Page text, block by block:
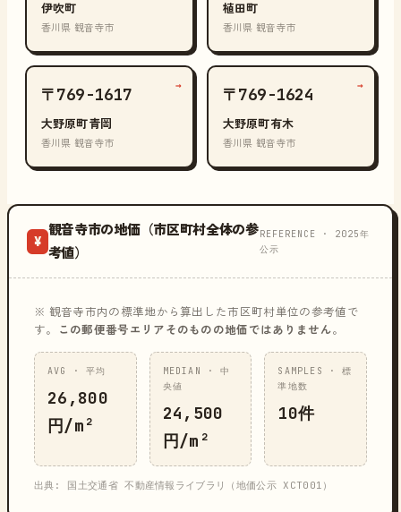
伊吹町
香川県 観音寺市
植田町
香川県 観音寺市
〒769-1617
大野原町青岡
香川県 観音寺市
→ 〒769-1624
大野原町有木
香川県 観音寺市
→
¥
観音寺市の地価（市区町村全体の参
考値）
REFERENCE · 2025年
公示
※ 観音寺市内の標準地から算出した市区町村単位の参考値で
す。
この郵便番号エリアそのものの地価ではありません。
AVG · 平均
26,800
円/m²
MEDIAN · 中
央値
24,500
円/m²
SAMPLES · 標
準地数
10件
出典: 国土交通省 不動産情報ライブラリ（地価公示 XCT001）